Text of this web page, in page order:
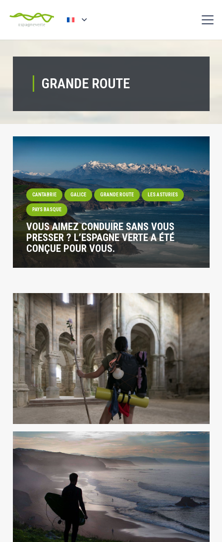
GRANDE ROUTE
CANTABRIE GALICE GRANDE ROUTE LES ASTURIES
PAYS BASQUE
VOUS AIMEZ CONDUIRE SANS VOUS
PRESSER ? L’ESPAGNE VERTE A ÉTÉ
CONÇUE POUR VOUS.